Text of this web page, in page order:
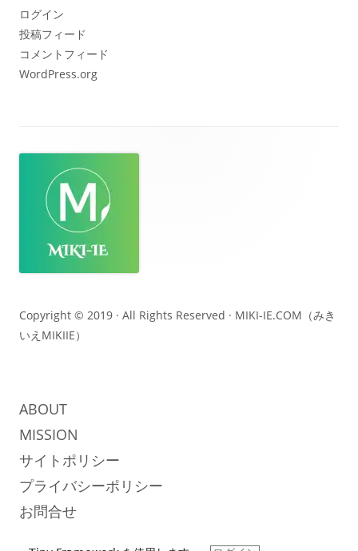
ログイン
投稿フィード
コメントフィード
WordPress.org
テ
ン
Copyright © 2019 · All Rights Reserved · MIKI-IE.COM（みき
いえMIKIIE）
ABOUT
MISSION
サイトポリシー
プライバシーポリシー
お問合せ